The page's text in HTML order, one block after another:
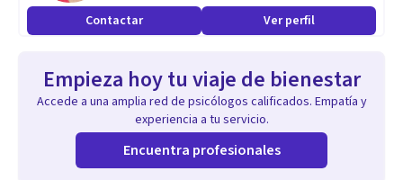
Contactar Ver perfil
Empieza hoy tu viaje de bienestar
Accede a una amplia red de psicólogos calificados. Empatía y
experiencia a tu servicio.
Encuentra profesionales